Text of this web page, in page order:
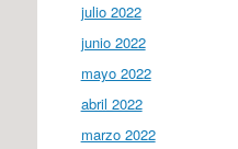
julio 2022
junio 2022
mayo 2022
abril 2022
marzo 2022